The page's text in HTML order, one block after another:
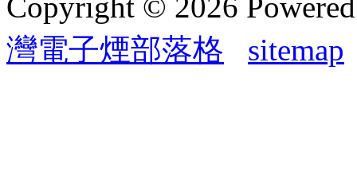
Copyright © 2026
灣電子煙部落格
sitemap